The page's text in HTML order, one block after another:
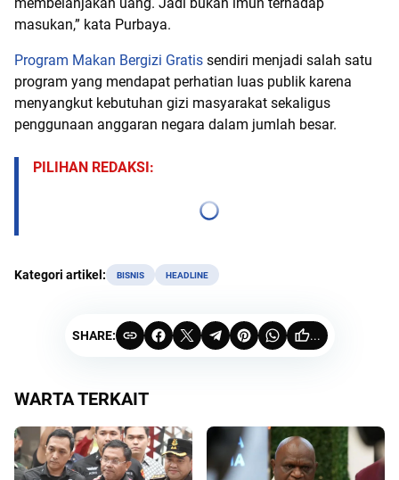
masukan,” kata Purbaya.
Program Makan Bergizi Gratis sendiri menjadi salah satu
program yang mendapat perhatian luas publik karena
menyangkut kebutuhan gizi masyarakat sekaligus
penggunaan anggaran negara dalam jumlah besar.
PILIHAN REDAKSI:
Kategori artikel: BISNIS HEADLINE
SHARE: ...
WARTA TERKAIT